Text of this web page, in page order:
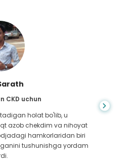
CKD uchun
holat bo'lib, u
azob chekdim va nihoyat
hamkorlaridan biri
tushunishga yordam